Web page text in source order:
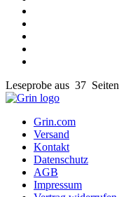
Leseprobe aus 37 Seiten
Grin.com
Versand
Kontakt
Datenschutz
AGB
Impressum